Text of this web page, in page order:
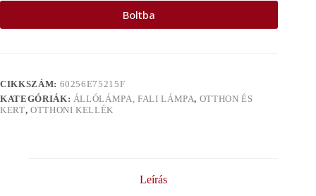
Boltba
CIKKSZÁM: 60256E75215F
KATEGÓRIÁK: ÁLLÓLÁMPA, FALI LÁMPA, OTTHON ÉS
KERT, OTTHONI KELLÉK
Leírás